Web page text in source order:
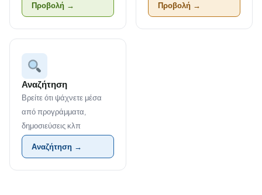
Προβολή → Προβολή →
Αναζήτηση
Βρείτε ότι ψάχνετε μέσα
από προγράμματα,
δημοσιεύσεις κλπ
Αναζήτηση →